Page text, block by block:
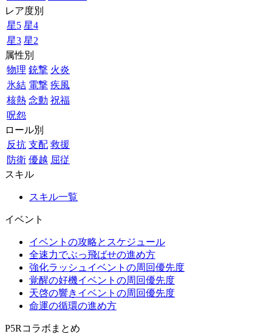
レア度別
星5 星4
星3 星2
属性別
物理 銃撃 火炎
氷結 電撃 疾風
核熱 念動 祝福
呪怨
ロール別
反抗 支配 救援
防衛 優越 屈従
スキル
スキル一覧
イベント
イベントの攻略とスケジュール
全速力でぶっ飛ばせの進め方
強化ラッシュイベントの周回優先度
覚醒の好機イベントの周回優先度
天啓の響きイベントの周回優先度
命運の循環の進め方
P5Rコラボまとめ